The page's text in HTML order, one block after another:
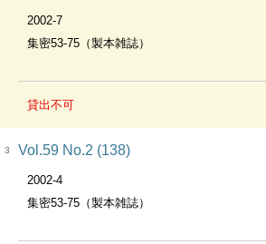
2002-7
集密53-75（製本雑誌）
貸出不可
3 Vol.59 No.2 (138)
2002-4
集密53-75（製本雑誌）